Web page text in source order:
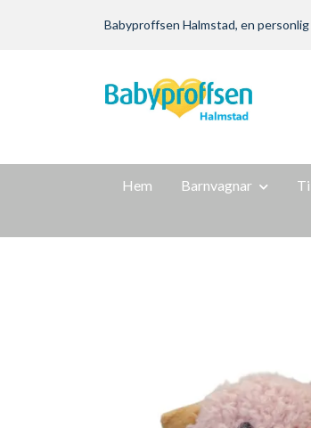
Babyproffsen Halmstad, en
Hem Barnvagnar